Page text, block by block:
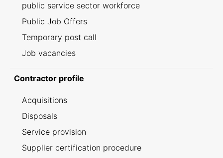
public service sector workforce
Public Job Offers
Temporary post call
Job vacancies
Contractor profile
Acquisitions
Disposals
Service provision
Supplier certification procedure